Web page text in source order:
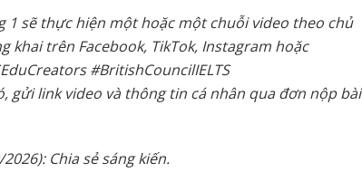
1 sẽ thực hiện một hoặc một chuỗi video theo chủ
khai trên Facebook, TikTok, Instagram hoặc
#BritishCouncilIELTS
gửi link video và thông tin cá nhân qua đơn nộp bài
Chia sẻ sáng kiến.